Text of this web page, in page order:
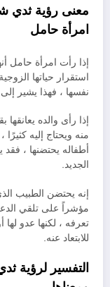
معنى رؤية ثدي
امرأة حامل
إذا رأت امرأة حامل
استقرار حياتها
نفسها ، فهذا يشير
إذا رأى والده
منه ويحتاج إليه
أطفاله يحتضنها ،
الجديد.
إنه يحتضن الطبيب
مؤشراً على تلقي
تعرفه ، لكنها عدو لها
للابتعاد عنه.
التفسير لرؤية